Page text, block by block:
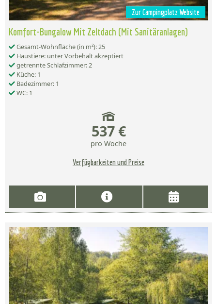
Zur Campingplatz Website
Komfort-Bungalow Mit Zeltdach (Mit Sanitäranlagen)
Gesamt-Wohnfläche (in m²): 25
Haustiere: unter Vorbehalt akzeptiert
getrennte Schlafzimmer: 2
Küche: 1
Badezimmer: 1
WC: 1
537 €
pro Woche
Verfügbarkeiten und Preise